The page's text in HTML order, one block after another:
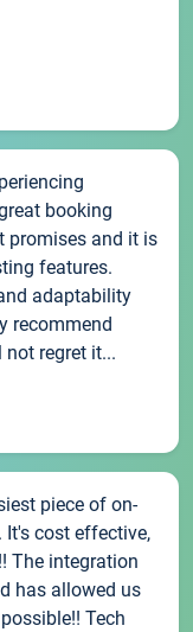
booking
promises and it is
features.
adaptability
recommend
regret it...
piece of on-
cost effective,
The integration
has allowed us
Tech